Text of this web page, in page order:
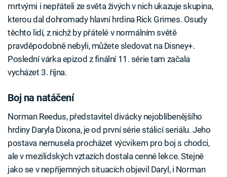
mrtvými i nepřáteli ze světa živých v nich ukazuje skupina,
kterou dal dohromady hlavní hrdina Rick Grimes. Osudy
těchto lidí, z nichž by přátelé v normálním světě
pravděpodobně nebyli, můžete sledovat na Disney+.
Poslední várka epizod z finální 11. série tam začala
vycházet 3. října.
Boj na natáčení
Norman Reedus, představitel divácky nejoblíbenějšího
hrdiny Daryla Dixona, je od první série stálicí seriálu. Jeho
postava nemusela procházet výcvikem pro boj s chodci,
ale v mezilidských vztazích dostala cenné lekce. Stejně
jako se v nepříjemných situacích objevil Daryl, i Norman